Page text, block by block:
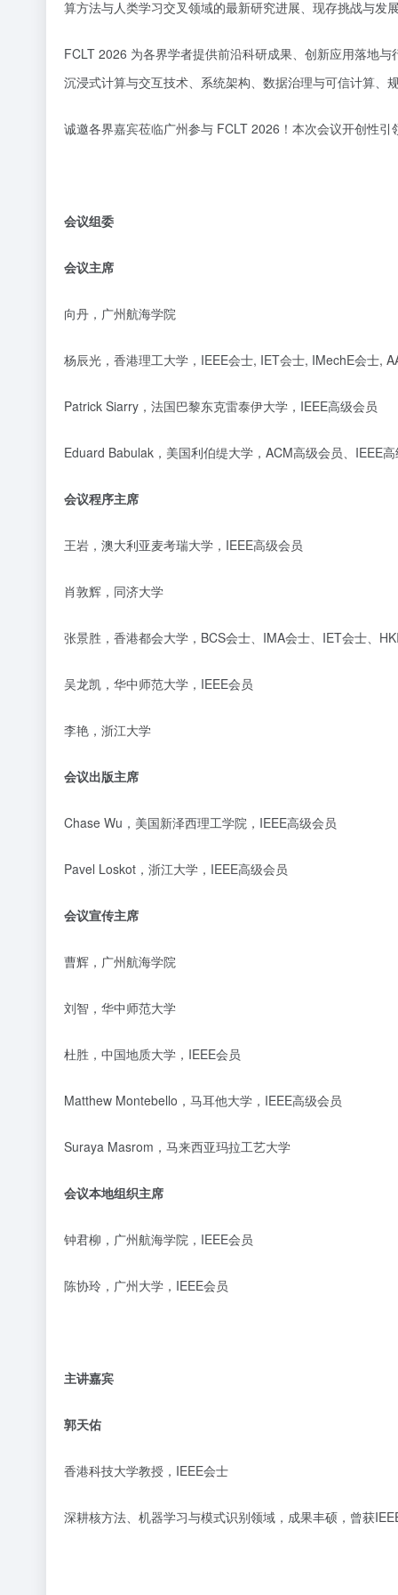
算方法与人类学习交叉领域的最新研究进展、现存挑战与发展
FCLT 2026 为各界学者提供前沿科研成果、创新应用落地与
沉浸式计算与交互技术、系统架构、数据治理与可信计算、
诚邀各界嘉宾莅临广州参与 FCLT 2026！本次会议开创性引
会议组委
会议主席
向丹，广州航海学院
杨辰光， 香港理工大学， IEEE会士, IET会士, IMechE会士,
Patrick Siarry， 法国巴黎东克雷泰伊大学， IEEE高级会员
Eduard Babulak， 美国利伯缇大学， ACM高级会员、IEEE
会议程序主席
王岩， 澳大利亚麦考瑞大学， IEEE高级会员
肖敦辉，同济大学
张景胜， 香港都会大学， BCS会士、IMA会士、IET会士、
吴龙凯， 华中师范大学， IEEE会员
李艳，浙江大学
会议出版主席
Chase Wu， 美国新泽西理工学院， IEEE高级会员
Pavel Loskot， 浙江大学， IEEE高级会员
会议宣传主席
曹辉，广州航海学院
刘智，华中师范大学
杜胜， 中国地质大学， IEEE会员
Matthew Montebello， 马耳他大学， IEEE高级会员
Suraya Masrom，马来西亚玛拉工艺大学
会议本地组织主席
钟君柳， 广州航海学院， IEEE会员
陈协玲， 广州大学， IEEE会员
主讲嘉宾
郭天佑
香港科技大学教授， IEEE会士
深耕核方法、机器学习与模式识别领域，成果丰硕，曾获